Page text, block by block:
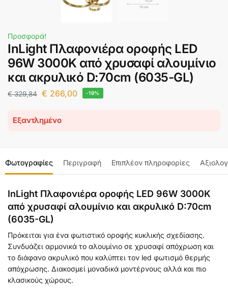
Προσφορά!
InLight Πλαφονιέρα οροφής LED
96W 3000K από χρυσαφί αλουμίνιο
και ακρυλικό D:70cm (6035-GL)
€329,84 € 266,00 -19%
Εξαντλημένο
Φωτογραφίες Περιγραφή Επιπλέον πληροφορίες
InLight Πλαφονιέρα οροφής LED 96W 3000K
από χρυσαφί αλουμίνιο και ακρυλικό D:70cm
(6035-GL)
Πρόκειται για ένα φωτιστικό οροφής κυκλικής σχεδίασης.
Συνδυάζει αρμονικά το αλουμίνιο σε χρυσαφί απόχρωση και
το διάφανο ακρυλικό που καλύπτει τον led φωτισμό θερμής
απόχρωσης. Διακοσμεί μοναδικά μοντέρνους αλλά και πιο
κλασικούς χώρους.